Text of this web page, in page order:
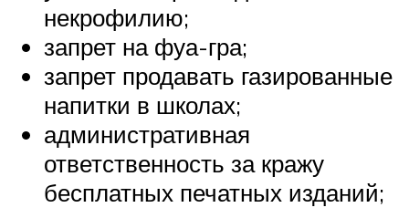
некрофилию;
запрет на фуа-гра;
запрет продавать газированные
напитки в школах;
административная
ответственность за кражу
бесплатных печатных изданий;